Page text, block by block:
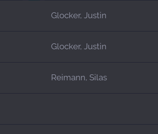
Glocker, Justin
Glocker, Justin
Reimann, Silas